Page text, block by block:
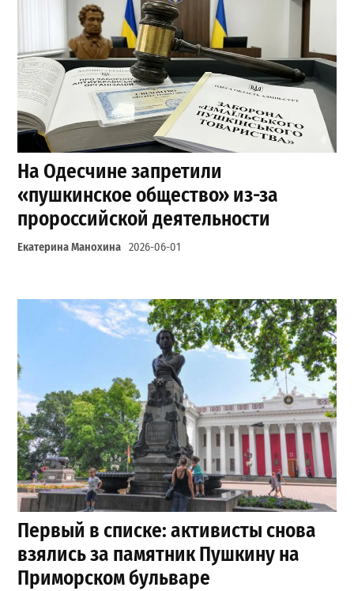
На Одесчине запретили
«пушкинское общество» из-за
пророссийской деятельности
Екатерина Манохина 2026-06-01
Первый в списке: активисты снова
взялись за памятник Пушкину на
Приморском бульваре